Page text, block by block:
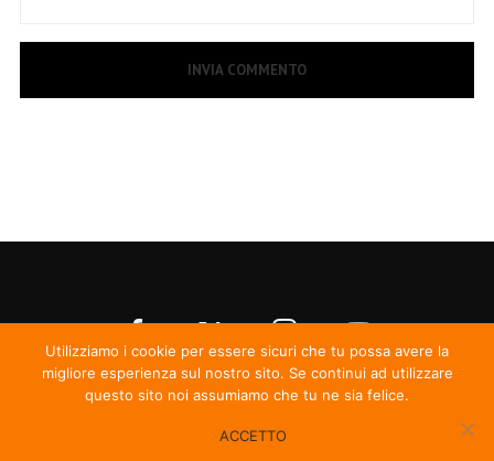
Utilizziamo i cookie per essere sicuri che tu possa avere la
migliore esperienza sul nostro sito. Se continui ad utilizzare
questo sito noi assumiamo che tu ne sia felice.
ACCETTO